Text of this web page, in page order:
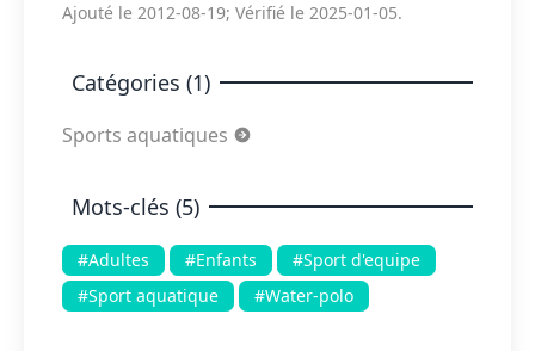
Ajouté le 2012-08-19; Vérifié le 2025-01-05.
Catégories (1)
Sports aquatiques
Mots-clés (5)
#Adultes #Enfants
#Sport d'equipe
#Sport aquatique
#Water-polo